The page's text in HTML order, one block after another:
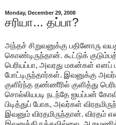
Monday, December 29, 2008
சரியா... தப்பா?
அந்தச் சிறுவனுக்கு பதினோரு
கொண்டிருந்தான். கூட்டுக்
பெரியப்பா, அவரது மகன்கள் எனப்
போட்டிருந்தார்கள். இவனுக்கு
குளிர்ந்த தண்ணீரில் குளித்து
சொல்லியபடி நடந்தே ஐயப்பன்
பிடித்துப் போக, அவர்கள்
இவனும் விரதமிருந்தான். விரதம்